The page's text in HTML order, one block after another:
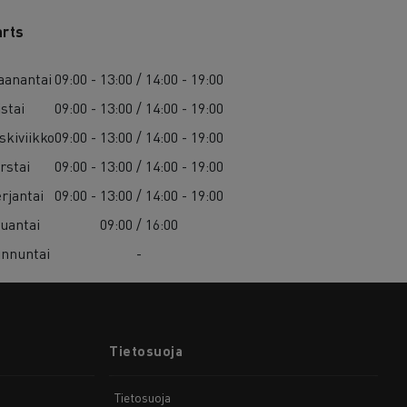
09:00 - 13:00 / 14:00 - 19:00
09:00 - 13:00 / 14:00 - 19:00
09:00 - 13:00 / 14:00 - 19:00
09:00 - 13:00 / 14:00 - 19:00
09:00 - 13:00 / 14:00 - 19:00
09:00 / 16:00
-
Tietosuoja
Tietosuoja